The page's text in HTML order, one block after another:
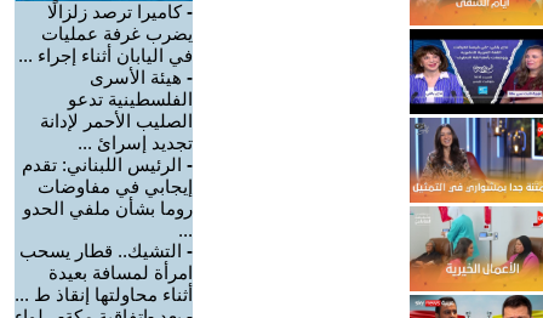
-كاميرا ترصد زلزالًا
يضرب غرفة عمليات
في اليابان أثناء إجراء ...
- هيئة الأسرى
الفلسطينية تدعو
الصليب الأحمر لإدانة
تجديد إسرائ ...
- الرئيس اللبناني: تقدم
إيجابي في مفاوضات
روما بشأن ملفي الحدو
...
- التشيك.. قطار يسحب
امرأة لمسافة بعيدة
أثناء محاولتها إنقاذ ط ...